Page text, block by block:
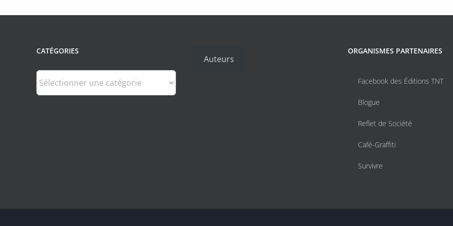
CATÉGORIES
Catégories
Auteurs
ORGANISMES PARTENAIRES
Facebook des Éditions TNT
Blogue
Reflet de Société
Café-Graffiti
Survivre